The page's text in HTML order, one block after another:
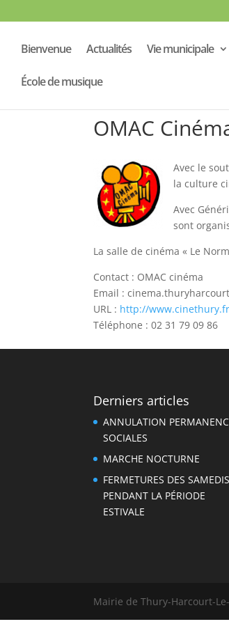
Bienvenue Actualités Vie municipale
École de musique
OMAC
Avec le
la culture
Avec
sont
La salle de cinéma « Le
Contact : OMAC cinéma
Email :
URL : http://
Téléphone : 02 31 79 09 86
Derniers articles
ANNULATION
SOCIALES
MARCHE NOCTURNE
FERMETURES DES SAMEDIS
PENDANT LA PÉRIODE
ESTIVALE
Mairie de Thury-Harcourt-